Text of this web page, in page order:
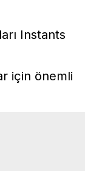
Instants
için önemli